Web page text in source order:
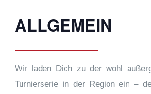
ALLGEMEIN
Wir laden Dich zu der wohl
Turnierserie in der Region ein –